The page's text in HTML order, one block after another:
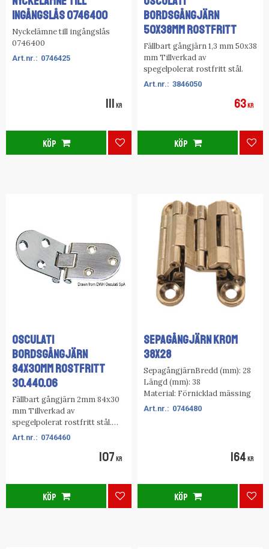
INGÅNGSLÅS 0746400
Nyckelämne till ingångslås
0746400
0746425
111 KR
Lägg till i favoriter
KÖP
BORDSGÅNGJÄRN
50x38MM ROSTFRITT
Fällbart gångjärn 1,3 mm 50x38
mm Tillverkad av
spegelpolerat rostfritt stål.
3846050
63 KR
KÖP
OSCULATI
BORDSGÅNGJÄRN
84x30MM ROSTFRITT
30.440.06
Fällbart gångjärn 2mm 84x30
mm Tillverkad av
spegelpolerat rostfritt stål.
Slank design för fällbara bord.
precisionsgjuten centralenhet.
0746460
107 KR
Lägg till i favoriter
KÖP
SEPAGÅNGJÄRN KROM
38x28
SepagångjärnBredd (mm): 28
Längd (mm): 38
Material: Förnicklad mässing
0746480
164 KR
KÖP